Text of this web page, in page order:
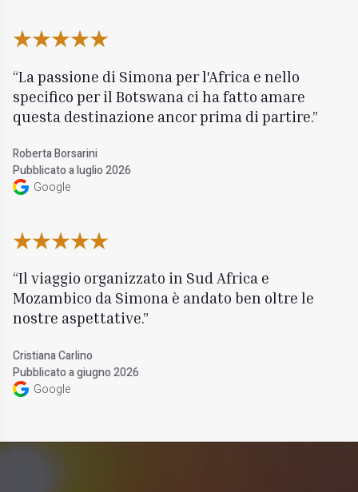
La passione di Simona per l'Africa e nello
specifico per il Botswana ci ha fatto amare
questa destinazione ancor prima di partire.
Roberta Borsarini
Pubblicato a luglio 2026
Google
Il viaggio organizzato in Sud Africa e
Mozambico da Simona è andato ben oltre le
nostre aspettative.
Cristiana Carlino
Pubblicato a giugno 2026
Google